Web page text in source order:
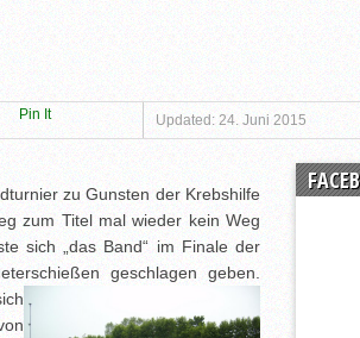
Pin It Updated: 24. Juni 2015
zu Gunsten der Krebshilfe
zum Titel mal wieder kein Weg
sich „das Band“ im Finale der
geschlagen geben.